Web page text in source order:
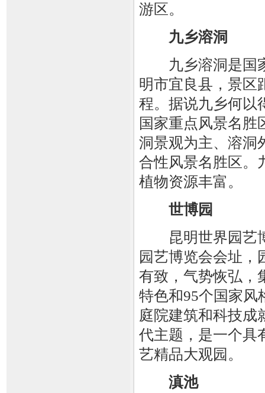
游区。
九乡溶洞
九乡溶洞是国
明市宜良县，景区
程。据说九乡何以
国家重点风景名胜
洞景观为主、溶洞
合性风景名胜区。
植物资源丰富。
世博园
昆明世界园艺博
园艺博览会会址，
有致，气势恢弘，
特色和95个国家风
庭院建筑和科技成
代主题，是一个具
艺精品大观园。
滇池